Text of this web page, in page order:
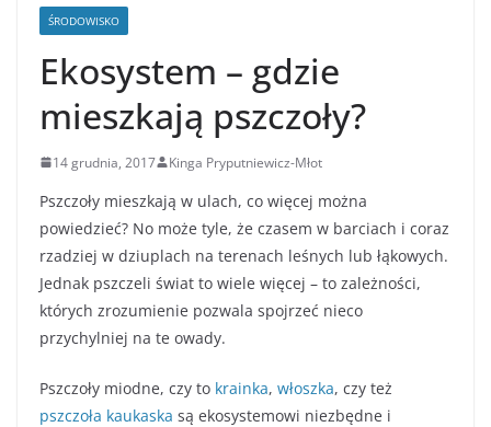
ŚRODOWISKO
Ekosystem – gdzie
mieszkają pszczoły?
14 grudnia, 2017 Kinga Pryputniewicz-Młot
Pszczoły mieszkają w ulach, co więcej można
powiedzieć? No może tyle, że czasem w barciach i coraz
rzadziej w dziuplach na terenach leśnych lub łąkowych.
Jednak pszczeli świat to wiele więcej – to zależności,
których zrozumienie pozwala spojrzeć nieco
przychylniej na te owady.
Pszczoły miodne, czy to krainka, włoszka, czy też
pszczoła kaukaska są ekosystemowi niezbędne i